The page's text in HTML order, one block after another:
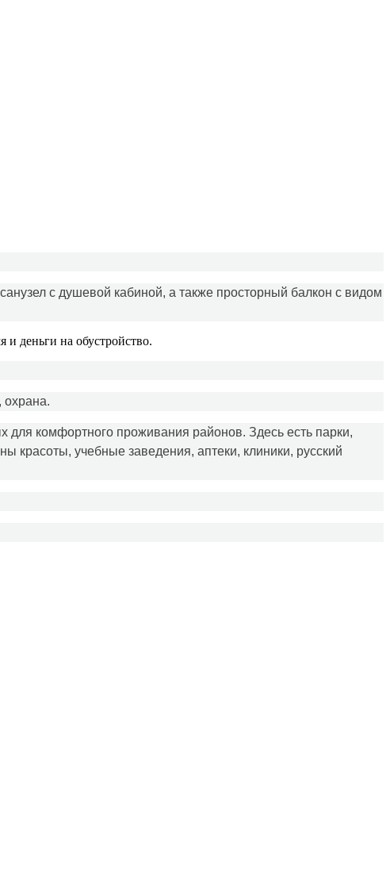
с душевой кабиной, а также просторный балкон с видом
и деньги на обустройство.
охрана.
для комфортного проживания районов. Здесь есть парки,
красоты, учебные заведения, аптеки, клиники, русский